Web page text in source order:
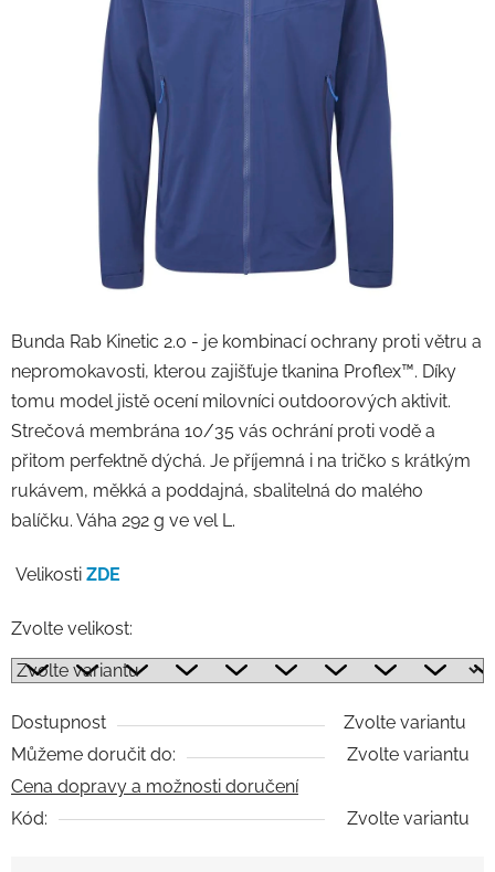
Bunda Rab Kinetic 2.0 - je kombinací ochrany proti větru a
nepromokavosti, kterou zajišťuje tkanina Proflex™. Díky
tomu model jistě ocení milovníci outdoorových aktivit.
Strečová membrána 10/35 vás ochrání proti vodě a
přitom perfektně dýchá. Je příjemná i na tričko s krátkým
rukávem, měkká a poddajná, sbalitelná do malého
balíčku. Váha 292 g ve vel L.
Velikosti ZDE
Zvolte velikost:
Dostupnost
Zvolte variantu
Můžeme doručit do:
Zvolte variantu
Cena dopravy a možnosti doručení
Kód:
Zvolte variantu